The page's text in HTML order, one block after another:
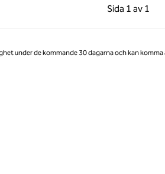
Sida 1 av 1
Föregående sida, 1
Sida 1 av 1
under de kommande 30 dagarna och kan